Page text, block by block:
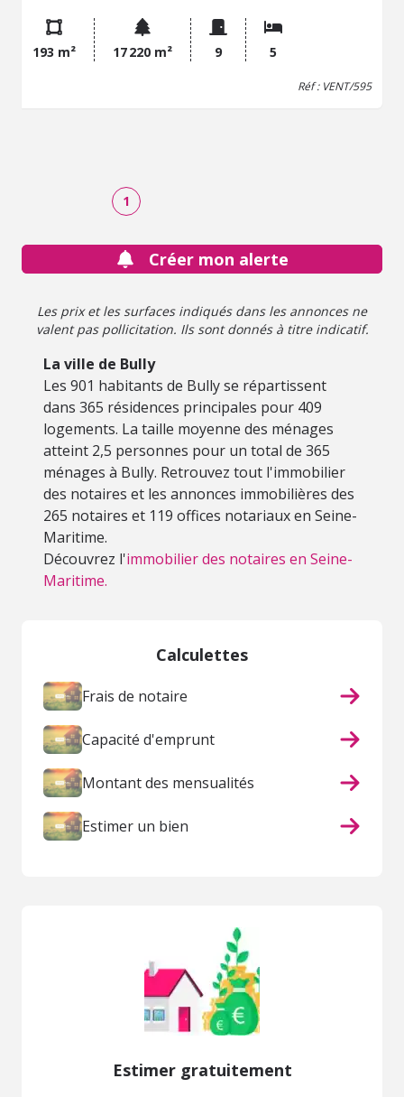
dépendances Terrain 1ha72a20ca
193 m²
17 220 m² 9 5
Réf : VENT/595
1
Créer mon alerte
Les prix et les surfaces indiqués dans les annonces ne
valent pas pollicitation. Ils sont donnés à titre indicatif.
La ville de Bully
Les 901 habitants de Bully se répartissent
dans 365 résidences principales pour 409
logements. La taille moyenne des ménages
atteint 2,5 personnes pour un total de 365
ménages à Bully. Retrouvez tout l'immobilier
des notaires et les annonces immobilières des
265 notaires et 119 offices notariaux en Seine-
Maritime.
Découvrez l'immobilier des notaires en Seine-
Maritime.
Calculettes
Frais de notaire
Capacité d'emprunt
Montant des mensualités
Estimer un bien
Estimer gratuitement